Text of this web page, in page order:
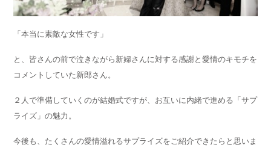
「本当に素敵な女性です」
と、皆さんの前で泣きながら新婦さんに対する感謝と愛情のキモチを
コメントしていた新郎さん。
２人で準備していくのが結婚式ですが、お互いに内緒で進める「サプ
ライズ」の魅力。
今後も、たくさんの愛情溢れるサプライズをご紹介できたらと思いま